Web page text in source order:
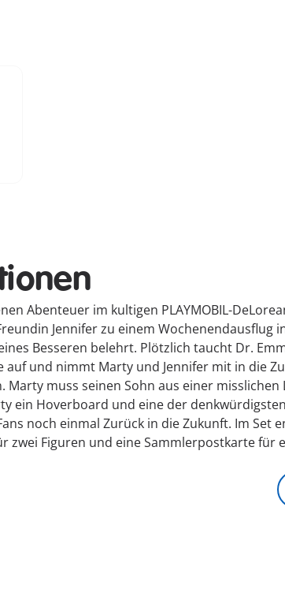
Abenteuer im kultigen PLAYMOBIL-
Jennifer zu einem Wochenendausflug
Besseren belehrt. Plötzlich taucht Dr.
und nimmt Marty und Jennifer mit in die
muss seinen Sohn aus einer
ein Hoverboard und eine der
noch einmal Zurück in die Zukunft. Im
zwei Figuren und eine Sammlerpostkarte für